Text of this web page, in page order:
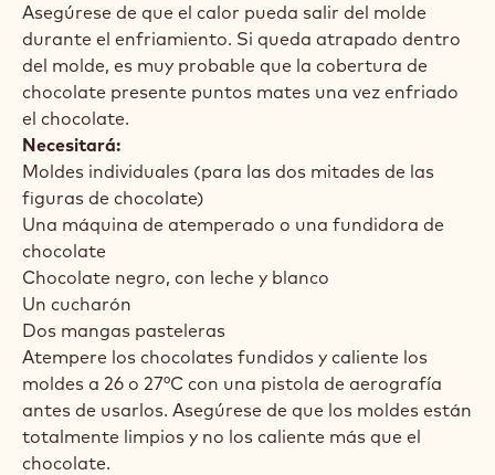
Asegúrese de que el calor pueda salir del molde
durante el enfriamiento. Si queda atrapado dentro
del molde, es muy probable que la cobertura de
chocolate presente puntos mates una vez enfriado
el chocolate.
Necesitará:
Moldes individuales (para las dos mitades de las
figuras de chocolate)
Una máquina de atemperado o una fundidora de
chocolate
Chocolate negro, con leche y blanco
Un cucharón
Dos mangas pasteleras
Atempere los chocolates fundidos y caliente los
moldes a 26 o 27°C con una pistola de aerografía
antes de usarlos. Asegúrese de que los moldes están
totalmente limpios y no los caliente más que el
chocolate.